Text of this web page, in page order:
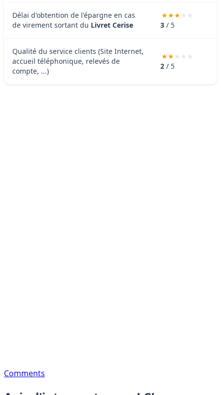
Délai d'obtention de l'épargne en cas
de virement sortant du Livret Cerise 3 / 5
Qualité du service clients (Site Internet,
accueil téléphonique, relevés de
compte, ...)
2 / 5
Comments